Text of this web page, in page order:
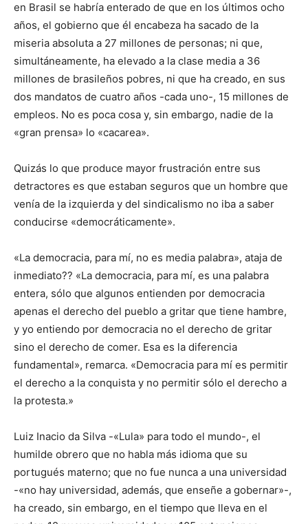
en Brasil se habría enterado de que en los últimos ocho
años, el gobierno que él encabeza ha sacado de la
miseria absoluta a 27 millones de personas; ni que,
simultáneamente, ha elevado a la clase media a 36
millones de brasileños pobres, ni que ha creado, en sus
dos mandatos de cuatro años -cada uno-, 15 millones de
empleos. No es poca cosa y, sin embargo, nadie de la
«gran prensa» lo «cacarea».
Quizás lo que produce mayor frustración entre sus
detractores es que estaban seguros que un hombre que
venía de la izquierda y del sindicalismo no iba a saber
conducirse «democráticamente».
«La democracia, para mí, no es media palabra», ataja de
inmediato?? «La democracia, para mí, es una palabra
entera, sólo que algunos entienden por democracia
apenas el derecho del pueblo a gritar que tiene hambre,
y yo entiendo por democracia no el derecho de gritar
sino el derecho de comer. Esa es la diferencia
fundamental», remarca. «Democracia para mí es permitir
el derecho a la conquista y no permitir sólo el derecho a
la protesta.»
Luiz Inacio da Silva -«Lula» para todo el mundo-, el
humilde obrero que no habla más idioma que su
portugués materno; que no fue nunca a una universidad
-«no hay universidad, además, que enseñe a gobernar»-,
ha creado, sin embargo, en el tiempo que lleva en el